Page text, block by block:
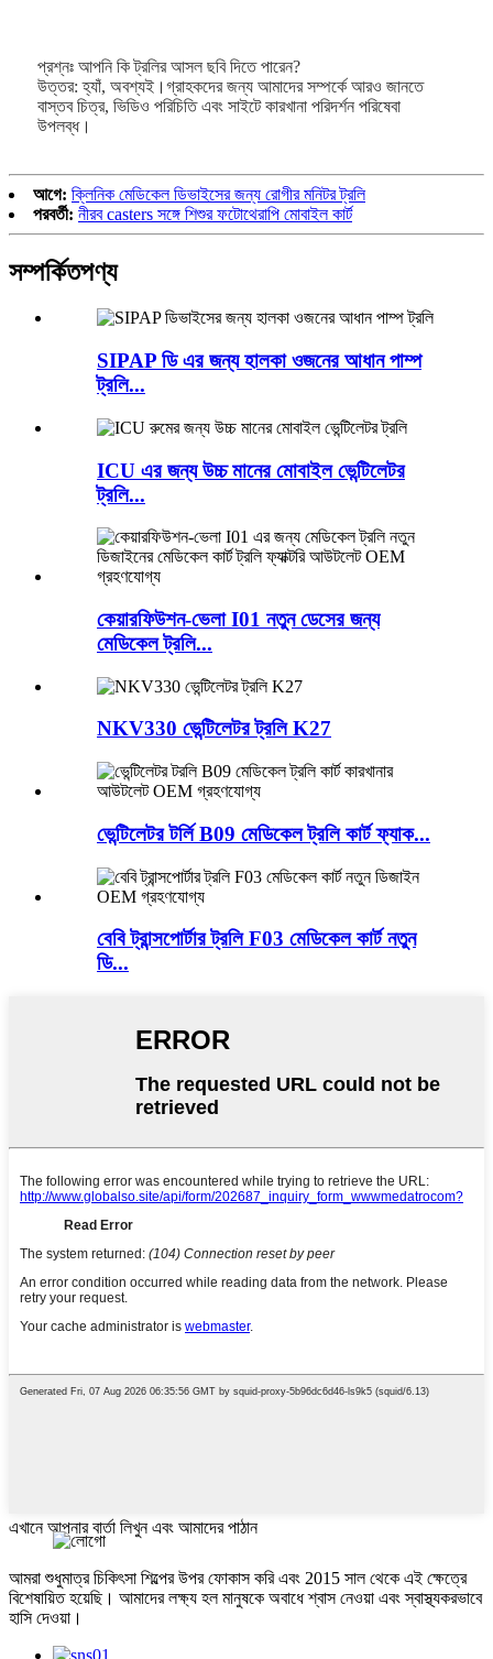
প্রশ্নঃ আপনি কি ট্রলির আসল ছবি দিতে পারেন?
উত্তর: হ্যাঁ, অবশ্যই।গ্রাহকদের জন্য আমাদের সম্পর্কে আরও জানতে
বাস্তব চিত্র, ভিডিও পরিচিতি এবং সাইটে কারখানা পরিদর্শন পরিষেবা
উপলব্ধ।
আগে: ক্লিনিক মেডিকেল ডিভাইসের জন্য রোগীর মনিটর ট্রলি
পরবর্তী: নীরব casters সঙ্গে শিশুর ফটোথেরাপি মোবাইল কার্ট
সম্পর্কিতপণ্য
SIPAP ডি এর জন্য হালকা ওজনের আধান পাম্প
ট্রলি...
ICU এর জন্য উচ্চ মানের মোবাইল ভেন্টিলেটর
ট্রলি...
কেয়ারফিউশন-ভেলা I01 নতুন ডেসের জন্য
মেডিকেল ট্রলি...
NKV330 ভেন্টিলেটর ট্রলি K27
ভেন্টিলেটর টর্লি B09 মেডিকেল ট্রলি কার্ট ফ্যাক...
বেবি ট্রান্সপোর্টার ট্রলি F03 মেডিকেল কার্ট নতুন
ডি...
এখানে আপনার বার্তা লিখুন এবং আমাদের পাঠান
আমরা শুধুমাত্র চিকিৎসা শিল্পের উপর ফোকাস করি এবং 2015 সাল থেকে এই ক্ষেত্রে
বিশেষায়িত হয়েছি। আমাদের লক্ষ্য হল মানুষকে অবাধে শ্বাস নেওয়া এবং স্বাস্থ্যকরভাবে
হাসি দেওয়া।